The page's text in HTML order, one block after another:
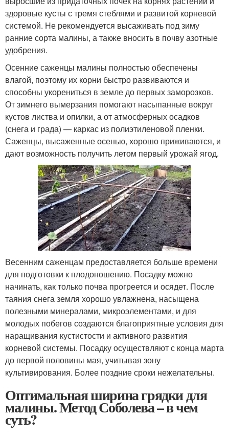
здоровые кусты с тремя стеблями и развитой корневой
системой. Не рекомендуется высаживать под зиму
ранние сорта малины, а также вносить в почву азотные
удобрения.
Осенние саженцы малины полностью обеспечены
влагой, поэтому их корни быстро развиваются и
способны укорениться в земле до первых заморозков.
От зимнего вымерзания помогают насыпанные вокруг
кустов листва и опилки, а от атмосферных осадков
(снега и града) — каркас из полиэтиленовой пленки.
Саженцы, высаженные осенью, хорошо приживаются, и
дают возможность получить летом первый урожай ягод.
Весенним саженцам предоставляется больше времени
для подготовки к плодоношению. Посадку можно
начинать, как только почва прогреется и осядет. После
таяния снега земля хорошо увлажнена, насыщена
полезными минералами, микроэлементами, и для
молодых побегов создаются благоприятные условия для
наращивания кустистости и активного развития
корневой системы. Посадку осуществляют с конца марта
до первой половины мая, учитывая зону
культивирования. Более поздние сроки нежелательны.
Оптимальная ширина грядки для
малины. Метод Соболева – в чем
суть?